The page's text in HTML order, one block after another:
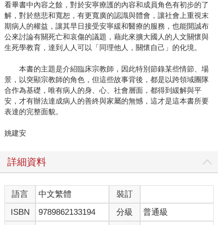
看畢書中內容之餘，對於安寧療護的內容和成員角色有初步的了
解，對於慈悲和寬恕，有更寬廣的認識與體會，讓社會上重視末
期病人的權益，讓其早日接受安寧緩和醫療的服務，也能開誠布
公來討論有關死亡和哀傷的議題，藉此來擴大國人的人文關懷與
生死學教育，達到人人可以「同理他人，關懷自己」的化境。
本書的主題是介紹臨床宗教師，因此特別節錄某些情節、場
景，以突顯宗教師的角色，但這些故事背後，都是以跨領域團隊
合作為基礎，唯有病人的身、心、社會層面，都得到緩解與平
安，才有辦法達成病人的善終與家屬的無憾，這才是這本書所要
表達的完整面貌。
姚建安
詳細資料
語言 中文繁體
裝訂
ISBN
9789862133194 分級 普通級